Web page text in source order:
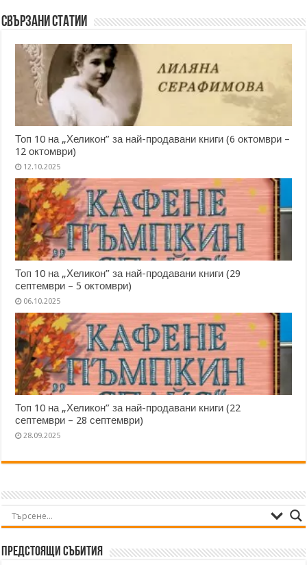
Свързани статии
Топ 10 на „Хеликон” за най-продавани книги (6 октомври –
12 октомври)
12.10.2025
Топ 10 на „Хеликон” за най-продавани книги (29
септември – 5 октомври)
06.10.2025
Топ 10 на „Хеликон” за най-продавани книги (22
септември – 28 септември)
28.09.2025
Предстоящи събития